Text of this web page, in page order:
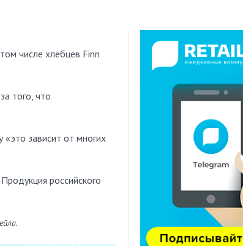
того, что
зависит от многих
российского